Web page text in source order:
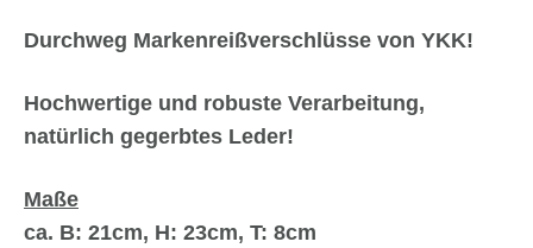
Durchweg Markenreißverschlüsse von YKK!
Hochwertige und robuste Verarbeitung,
natürlich gegerbtes Leder!
Maße
ca. B: 21cm, H: 23cm, T: 8cm